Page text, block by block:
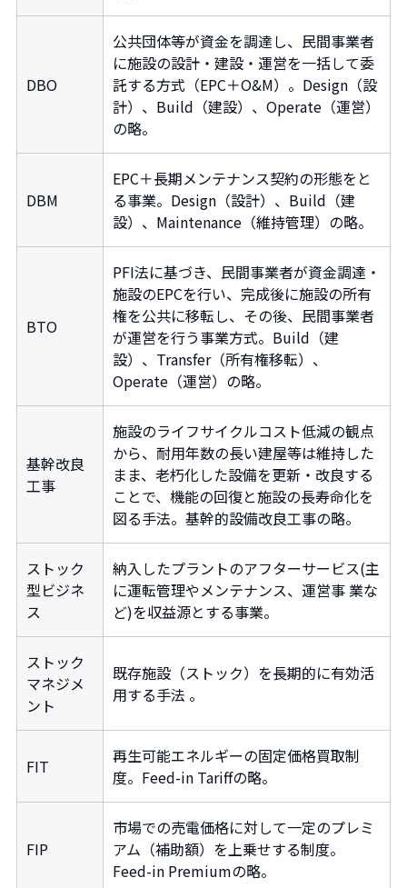
DBO
公共団体等が資金を調達し、民間事業者
に施設の設計・建設・運営を一括して委
託する方式（EPC＋O&M）。Design（設
計）、Build（建設）、Operate（運営）
の略。
DBM
EPC＋長期メンテナンス契約の形態をと
る事業。Design（設計）、Build（建
設）、Maintenance（維持管理）の略。
BTO
PFI法に基づき、民間事業者が資金調達・
施設のEPCを行い、完成後に施設の所有
権を公共に移転し、その後、民間事業者
が運営を行う事業方式。Build（建
設）、Transfer（所有権移転）、
Operate（運営）の略。
基幹改良
工事
施設のライフサイクルコスト低減の観点
から、耐用年数の長い建屋等は維持した
まま、老朽化した設備を更新・改良する
ことで、機能の回復と施設の長寿命化を
図る手法。基幹的設備改良工事の略。
ストック
型ビジネ
ス
納入したプラントのアフターサービス(主
に運転管理やメンテナンス、運営事 業な
ど)を収益源とする事業。
ストック
マネジメ
ント
既存施設（ストック）を長期的に有効活
用する手法 。
FIT
再生可能エネルギーの固定価格買取制
度。Feed-in Tariffの略。
FIP
市場での売電価格に対して一定のプレミ
アム（補助額）を上乗せする制度。
Feed-in Premiumの略。